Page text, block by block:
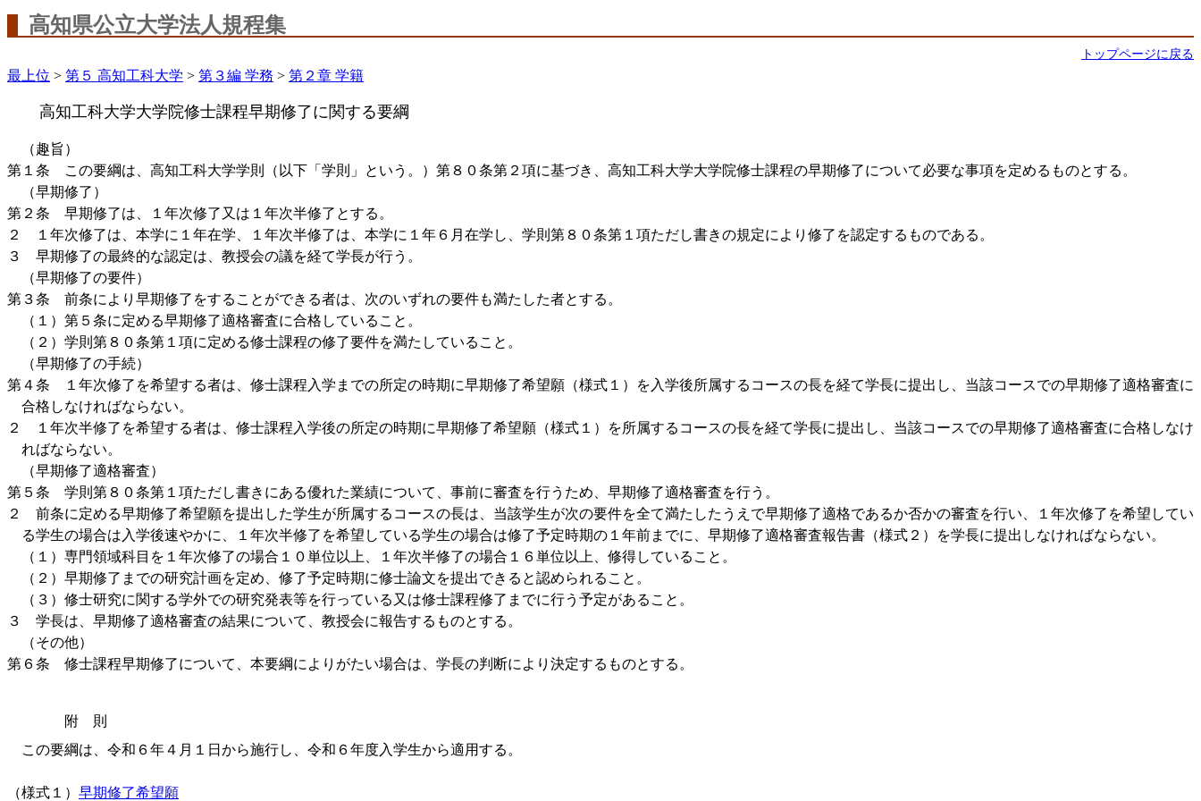
高知県公立大学法人規程集
トップページに戻る
最上位 > 第５ 高知工科大学 > 第３編 学務 > 第２章 学籍
高知工科大学大学院修士課程早期修了に関する要綱
（趣旨）
第１条 この要綱は、高知工科大学学則（以下「学則」という。）第８０条第２項に基づき、高知工科大学大学院修士課程の早期修了について必要な事項を定めるものとする。
（早期修了）
第２条 早期修了は、１年次修了又は１年次半修了とする。
２ １年次修了は、本学に１年在学、１年次半修了は、本学に１年６月在学し、学則第８０条第１項ただし書きの規定により修了を認定するものである。
３ 早期修了の最終的な認定は、教授会の議を経て学長が行う。
（早期修了の要件）
第３条 前条により早期修了をすることができる者は、次のいずれの要件も満たした者とする。
（１）第５条に定める早期修了適格審査に合格していること。
（２）学則第８０条第１項に定める修士課程の修了要件を満たしていること。
（早期修了の手続）
第４条 １年次修了を希望する者は、修士課程入学までの所定の時期に早期修了希望願（様式１）を入学後所属するコースの長を経て学長に提出し、当該コースでの早期修了適格審査に
合格しなければならない。
２ １年次半修了を希望する者は、修士課程入学後の所定の時期に早期修了希望願（様式１）を所属するコースの長を経て学長に提出し、当該コースでの早期修了適格審査に合格しなけ
ればならない。
（早期修了適格審査）
第５条 学則第８０条第１項ただし書きにある優れた業績について、事前に審査を行うため、早期修了適格審査を行う。
２ 前条に定める早期修了希望願を提出した学生が所属するコースの長は、当該学生が次の要件を全て満たしたうえで早期修了適格であるか否かの審査を行い、１年次修了を希望してい
る学生の場合は入学後速やかに、１年次半修了を希望している学生の場合は修了予定時期の１年前までに、早期修了適格審査報告書（様式２）を学長に提出しなければならない。
（１）専門領域科目を１年次修了の場合１０単位以上、１年次半修了の場合１６単位以上、修得していること。
（２）早期修了までの研究計画を定め、修了予定時期に修士論文を提出できると認められること。
（３）修士研究に関する学外での研究発表等を行っている又は修士課程修了までに行う予定があること。
３ 学長は、早期修了適格審査の結果について、教授会に報告するものとする。
（その他）
第６条 修士課程早期修了について、本要綱によりがたい場合は、学長の判断により決定するものとする。
附 則
この要綱は、令和６年４月１日から施行し、令和６年度入学生から適用する。
（様式１） 早期修了希望願